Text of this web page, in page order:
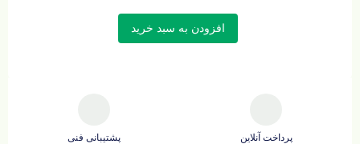
افزودن به سبد خرید
پرداخت آنلاین پشتیبانی فنی